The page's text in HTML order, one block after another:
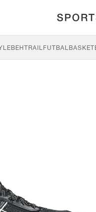
BEHTRAILFUTBAL